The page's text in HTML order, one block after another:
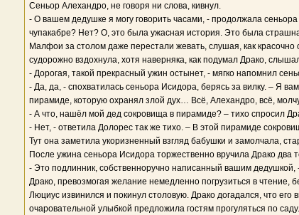
Сеньор Алехандро, не говоря ни слова, кивнул.
- О вашем дедушке я могу говорить часами, - продолжала
чупакабре? Нет? О, это была ужасная история. Это была
Малфои за столом даже перестали жевать, слушая, как
судорожно вздохнула, хотя наверняка, как подумал Драко,
- Дорогая, такой прекрасный ужин остынет, - мягко напомнил
- Да, да, - спохватилась сеньора Исидора, берясь за вилку. – Я
пирамиде, которую охранял злой дух… Всё, Алехандро, всё,
- А что, нашёл мой дед сокровища в пирамиде? – тихо спросил
- Нет, - ответила Долорес так же тихо. – В этой пирамиде
Тут она заметила укоризненный взгляд бабушки и замолчала,
После ужина сеньора Исидора торжественно вручила Драко два
- Это подлинник, собственноручно написанный вашим
Драко, превозмогая желание немедленно погрузиться в чтение,
Люциус извинился и покинул столовую. Драко догадался, что
очаровательной улыбкой предложила гостям прогуляться по